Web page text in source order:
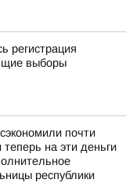
регистрация
выборы
почти
на эти деньги
республики